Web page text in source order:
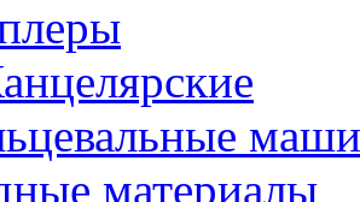
материалы